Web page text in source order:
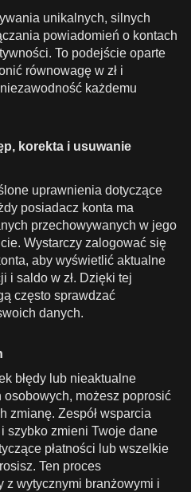
unikalnych, silnych
powiadomień o kontach
To podejście oparte
równowagę w zł i
każdemu
korekta i usuwanie
uprawnienia dotyczące
posiadacz konta ma
przechowywanych w jego
Wystarczy zalogować się
aby wyświetlić aktualne
i saldo w zł. Dzięki tej
często sprawdzać
danych.
błędy lub nieaktualne
możesz poprosić
zmianę. Zespół wsparcia
szybko zmieni Twoje dane
płatności lub wszelkie
Ten proces
z wytycznymi branżowymi i